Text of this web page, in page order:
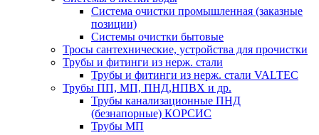
Система очистки промышленная (заказные
позиции)
Системы очистки бытовые
Тросы сантехнические, устройства для прочистки
Трубы и фитинги из нерж. стали
Трубы и фитинги из нерж. стали VALTEC
Трубы ПП, МП, ПНД,НПВХ и др.
Трубы канализационные ПНД
(безнапорные) КОРСИС
Трубы МП